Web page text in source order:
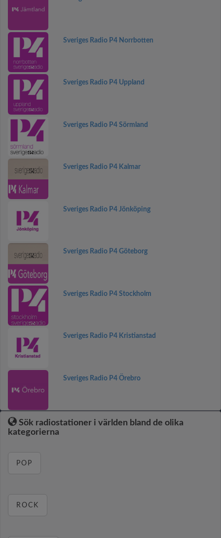
Sveriges Radio P4 Norrbotten
Sveriges Radio P4 Uppland
Sveriges Radio P4 Sörmland
Sveriges Radio P4 Kalmar
Sveriges Radio P4 Jönköping
Sveriges Radio P4 Göteborg
Sveriges Radio P4 Stockholm
Sveriges Radio P4 Kristianstad
Sveriges Radio P4 Örebro
Sök radiostationer i världen bland de olika
kategorierna
POP
ROCK